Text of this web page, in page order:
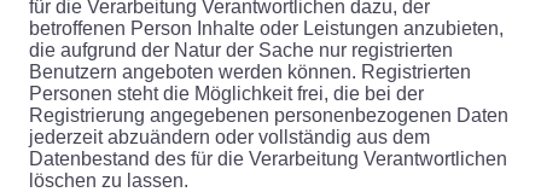
für die Verarbeitung Verantwortlichen dazu, der
betroffenen Person Inhalte oder Leistungen anzubieten,
die aufgrund der Natur der Sache nur registrierten
Benutzern angeboten werden können. Registrierten
Personen steht die Möglichkeit frei, die bei der
Registrierung angegebenen personenbezogenen Daten
jederzeit abzuändern oder vollständig aus dem
Datenbestand des für die Verarbeitung Verantwortlichen
löschen zu lassen.